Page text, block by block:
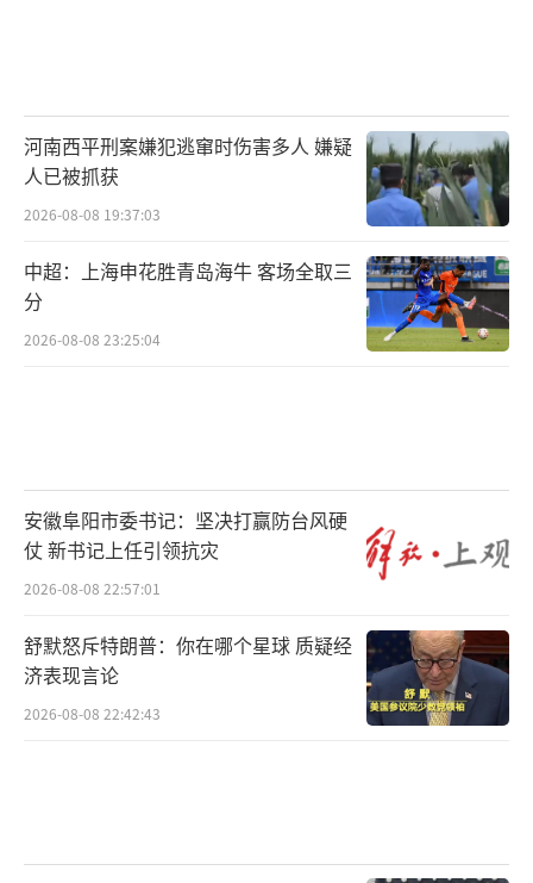
河南西平刑案嫌犯逃窜时伤害多人 嫌疑
人已被抓获
2026-08-08 19:37:03
中超：上海申花胜青岛海牛 客场全取三
分
2026-08-08 23:25:04
安徽阜阳市委书记：坚决打赢防台风硬
仗 新书记上任引领抗灾
2026-08-08 22:57:01
舒默怒斥特朗普：你在哪个星球 质疑经
济表现言论
2026-08-08 22:42:43